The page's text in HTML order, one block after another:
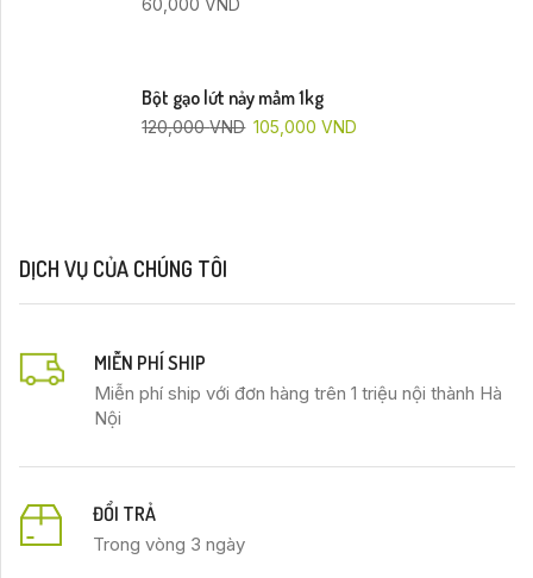
Bột gạo lứt nảy mầm 1kg
120,000VND 105,000VND
DỊCH VỤ CỦA CHÚNG TÔI
MIỄN PHÍ SHIP
Miễn phí ship với đơn hàng trên 1 triệu nội thành Hà
Nội
ĐỔI TRẢ
Trong vòng 3 ngày